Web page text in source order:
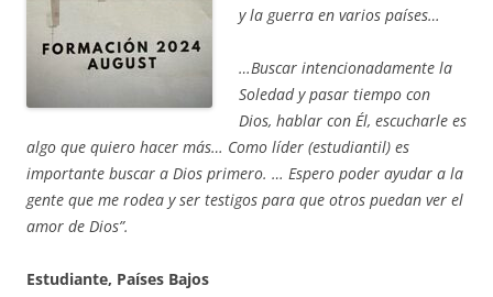
y la guerra en varios países…
…Buscar intencionadamente la
Soledad y pasar tiempo con
Dios, hablar con Él, escucharle es
algo que quiero hacer más… Como líder (estudiantil) es
importante buscar a Dios primero. … Espero poder ayudar a la
gente que me rodea y ser testigos para que otros puedan ver el
amor de Dios”.
Estudiante, Países Bajos